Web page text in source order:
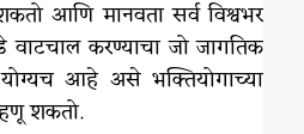
आणि मानवता सर्व विश्वभर
करण्याचा जो जागतिक
आहे असे भक्तियोगाच्या
शकतो.